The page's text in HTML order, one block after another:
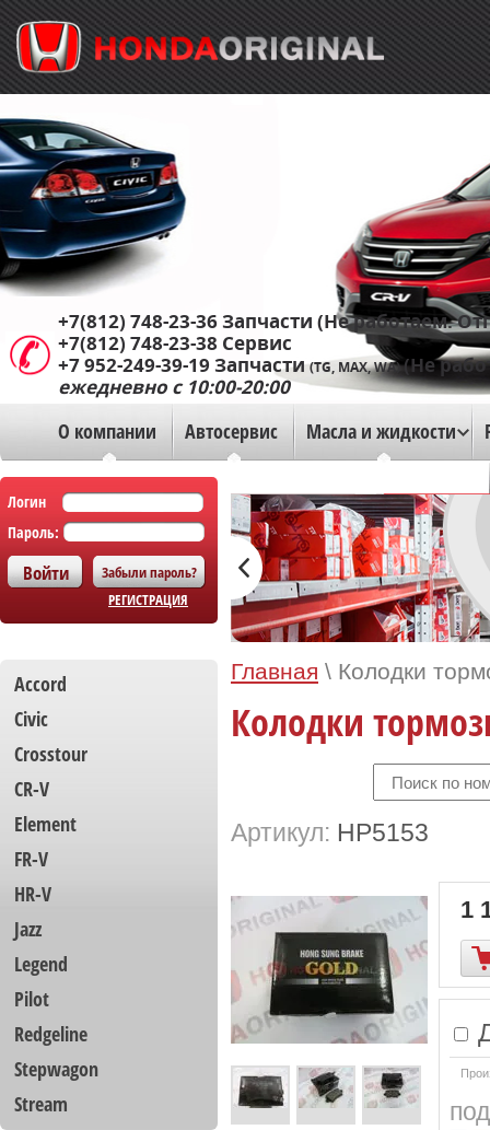
О компании Автосервис Масла и жидкости
+7(812) 748-23-36 Запчасти (Не работаем.
+7(812) 748-23-38 Сервис
+7 952-249-39-19 Запчасти(TG, MAX, WA)(Не
ежедневно с 10:00-20:00
Логин
Пароль:
Забыли пароль?
РЕГИСТРАЦИЯ
Accord
Civic
Crosstour
CR-V
Element
FR-V
HR-V
Jazz
Legend
Pilot
Redgeline
Stepwagon
Stream
Главная \ Колодки
Колодки
Артикул: HP5153
1